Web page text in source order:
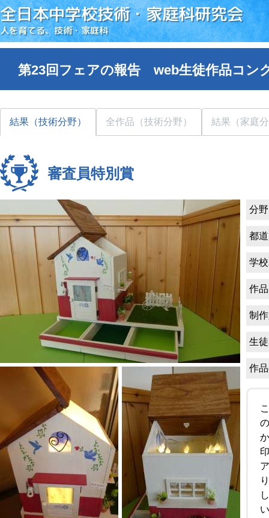
全日本中学校技術・家庭科研究会
人を育てる、技術・家庭科
第23回フェアの報告 web生徒作品コン
結果（技術分野） 全作品（技術分野） 結果（家庭
審査員特別賞
分
都
学
作
制
生
作